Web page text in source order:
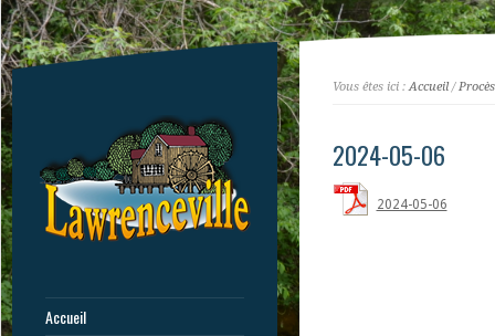
Accueil
Vous êtes ici :Accueil/
2024-05-06
2024-05-06